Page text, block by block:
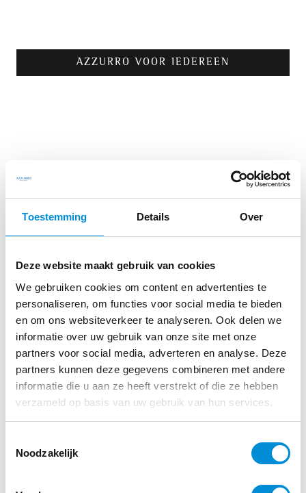
Toestemming Details Over
Deze website maakt gebruik van cookies
We gebruiken cookies om content en advertenties te
personaliseren, om functies voor social media te bieden
en om ons websiteverkeer te analyseren. Ook delen we
informatie over uw gebruik van onze site met onze
partners voor social media, adverteren en analyse. Deze
partners kunnen deze gegevens combineren met andere
informatie die u aan ze heeft verstrekt of die ze hebben
verzameld op basis van uw gebruik van hun services.
Noodzakelijk
AZZURRO VOOR IEDEREEN
OMNIA